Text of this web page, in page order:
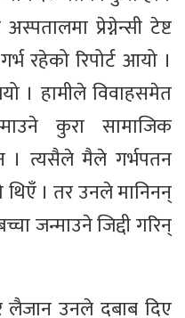
प्रेग्नेन्सी टेष्ट
रहेको रिपोर्ट आयो ।
। हामीले विवाहसमेत
कुरा सामाजिक
। त्यसैले मैले गर्भपतन
। तर उनले मानिनन्
जन्माउने जिद्दी गरिन्
उनले दबाब दिए